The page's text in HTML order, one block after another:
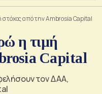
από την Ambrosia Capital
η τιμή
Capital
τον ΔΑΑ,